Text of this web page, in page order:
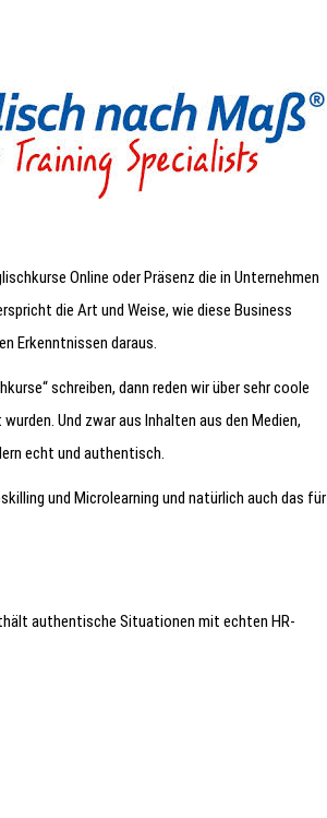
Online oder Präsenz die in Unternehmen
die Art und Weise, wie diese Business
Erkenntnissen daraus.
schreiben, dann reden wir über sehr coole
Und zwar aus Inhalten aus den Medien,
echt und authentisch.
und Microlearning und natürlich auch das für
authentische Situationen mit echten HR-